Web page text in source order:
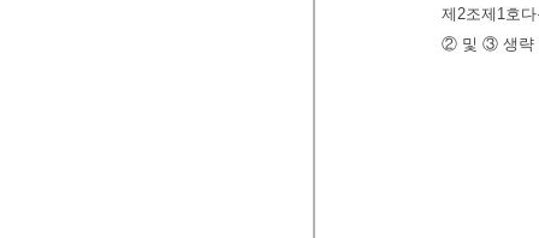
제2조제1호
② 및 ③ 생략